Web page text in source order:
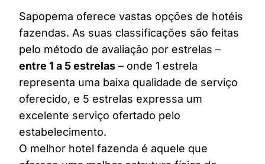
Sapopema oferece vastas opções de hotéis
fazendas. As suas classificações são feitas
pelo método de avaliação por estrelas –
entre 1 a 5 estrelas – onde 1 estrela
representa uma baixa qualidade de serviço
oferecido, e 5 estrelas expressa um
excelente serviço ofertado pelo
estabelecimento.
O melhor hotel fazenda é aquele que